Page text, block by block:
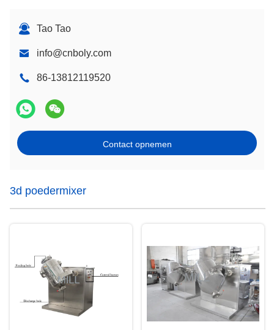
Tao Tao
info@cnboly.com
86-13812119520
Contact opnemen
3d poedermixer